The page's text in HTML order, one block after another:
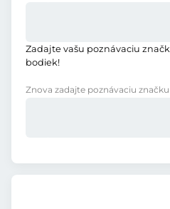
Zadajte vašu poznávaciu
bodiek!
Znova zadajte poznávaciu značku